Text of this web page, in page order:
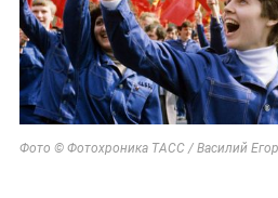
Фото © Фотохроника ТАСС / Василий